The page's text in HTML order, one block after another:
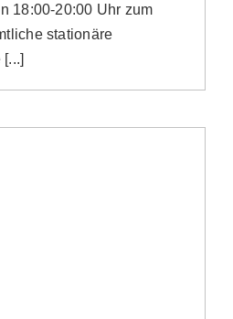
18:00-20:00 Uhr zum
stationäre